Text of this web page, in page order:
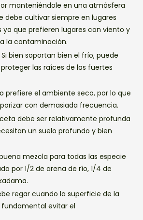
manteniéndole en una atmósfera
debe cultivar siempre en lugares
ya que prefieren lugares con viento y
la contaminación.
Si bien soportan bien el frío, puede
las raíces de las fuertes
prefiere el ambiente seco, por lo que
con demasiada frecuencia.
debe ser relativamente profunda
un suelo profundo y bien
mezcla para todas las especie
por 1/2 de arena de río, 1/4 de
regar cuando la superficie de la
fundamental evitar el